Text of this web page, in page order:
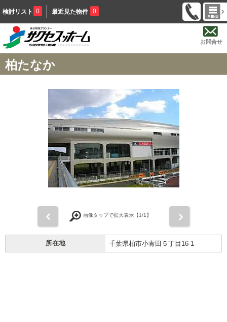
検討リスト 0 最近見た物件 0
お問合せ
柏たなか
画像タップで拡大表示【1/1】
所在地 千葉県柏市小青田５丁目16-1